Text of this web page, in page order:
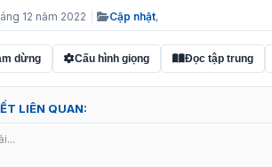
12 năm 2022 Cập nhật,
dừng Cấu hình giọng Đọc tập trung
LIÊN QUAN: